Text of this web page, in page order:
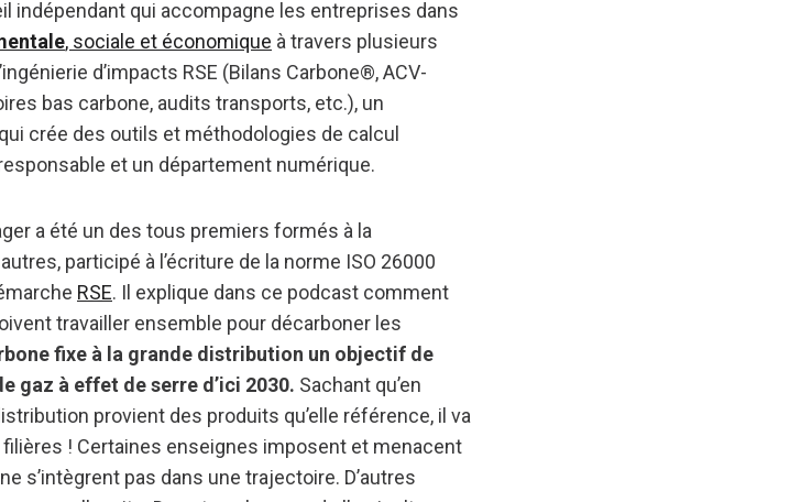
indépendant qui accompagne les entreprises dans
, sociale et économique à travers plusieurs
d’impacts RSE (Bilans Carbone®, ACV-
bas carbone, audits transports, etc.), un
crée des outils et méthodologies de calcul
et un département numérique.
a été un des tous premiers formés à la
participé à l’écriture de la norme ISO 26000
RSE. Il explique dans ce podcast comment
travailler ensemble pour décarboner les
fixe à la grande distribution un objectif de
gaz à effet de serre d’ici 2030. Sachant qu’en
provient des produits qu’elle référence, il va
! Certaines enseignes imposent et menacent
s’intègrent pas dans une trajectoire. D’autres